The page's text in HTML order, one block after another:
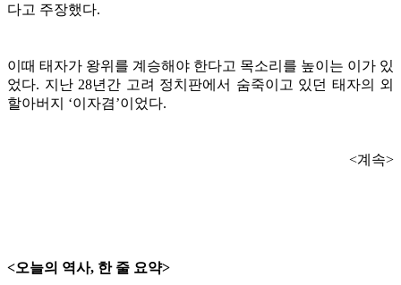
다고 주장했다.
이때 태자가 왕위를 계승해야 한다고 목소리를 높이는 이가 있
었다. 지난 28년간 고려 정치판에서 숨죽이고 있던 태자의 외
할아버지 ‘이자겸’이었다.
<계속>
<오늘의 역사, 한 줄 요약>